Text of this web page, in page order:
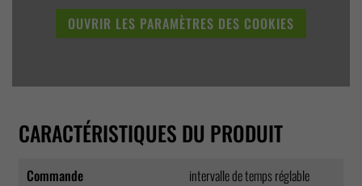
OUVRIR LES PARAMÈTRES DES COOKIES
CARACTÉRISTIQUES DU PRODUIT
Commande
intervalle de temps réglable